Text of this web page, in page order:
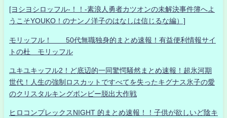
[ヨシヨシロッフル-！！-素浪人勇者カツオンの未解決事件簿へよ
うこそYOUKO！のナンノ洋子のはなしは信じるな編）]
モリッフル！ 50代無職独身的まとめ速報！有益便利情報サイ
トの杜 モリッフル
ユキユキッフル2！ど底辺的一同驚愕騒然まとめ速報！超氷河期
世代！人生の強制ロスカットですべてを失ったキグナス氷子の愛
のクリスタルキングボンビー脱出大作戦
ヒロコンプレックスNIGHT 的まとめ速報！！子供が欲しいど陰キ